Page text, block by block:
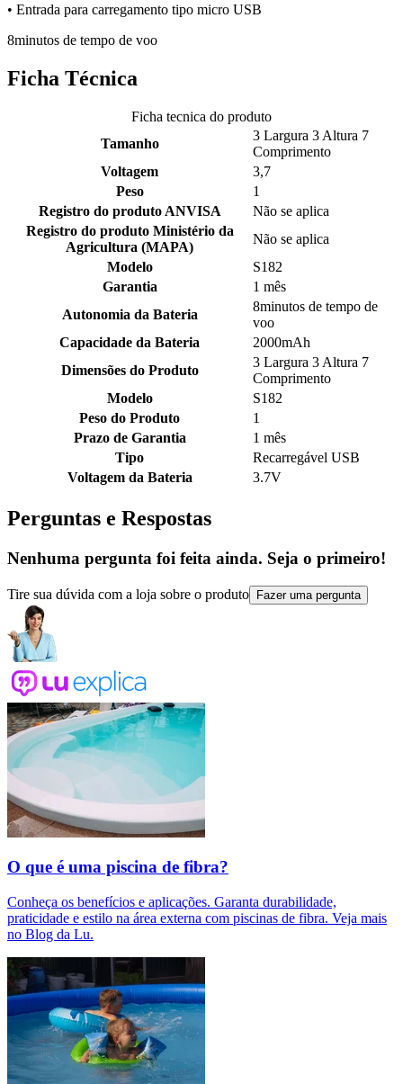
• Entrada para carregamento tipo micro USB
8minutos de tempo de voo
Ficha Técnica
Ficha tecnica do produto
Tamanho
3 Largura 3 Altura 7
Comprimento
Voltagem
3,7
Peso
1
Registro do produto ANVISA
Não se aplica
Registro do produto Ministério da
Agricultura (MAPA)
Não se aplica
Modelo
S182
Garantia
1 mês
Autonomia da Bateria
8minutos de tempo de
voo
Capacidade da Bateria
2000mAh
Dimensões do Produto
3 Largura 3 Altura 7
Comprimento
Modelo
S182
Peso do Produto
1
Prazo de Garantia
1 mês
Tipo
Recarregável USB
Voltagem da Bateria
3.7V
Perguntas e Respostas
Nenhuma pergunta foi feita ainda. Seja o primeiro!
Tire sua dúvida com a loja sobre o produto Fazer uma pergunta
O que é uma piscina de fibra?
Conheça os benefícios e aplicações. Garanta durabilidade,
praticidade e estilo na área externa com piscinas de fibra. Veja mais
no Blog da Lu.